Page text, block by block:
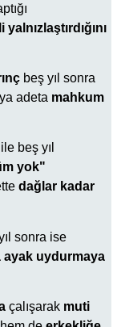
yalnızlaştırdığını
beş yıl sonra
adeta mahkum
ile beş yıl
yok"
dağlar kadar
sonra ise
ayak uydurmaya
çalışarak muti